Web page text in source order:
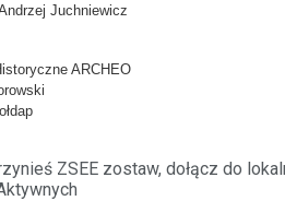
Juchniewicz
ARCHEO
ZSEE zostaw, dołącz do